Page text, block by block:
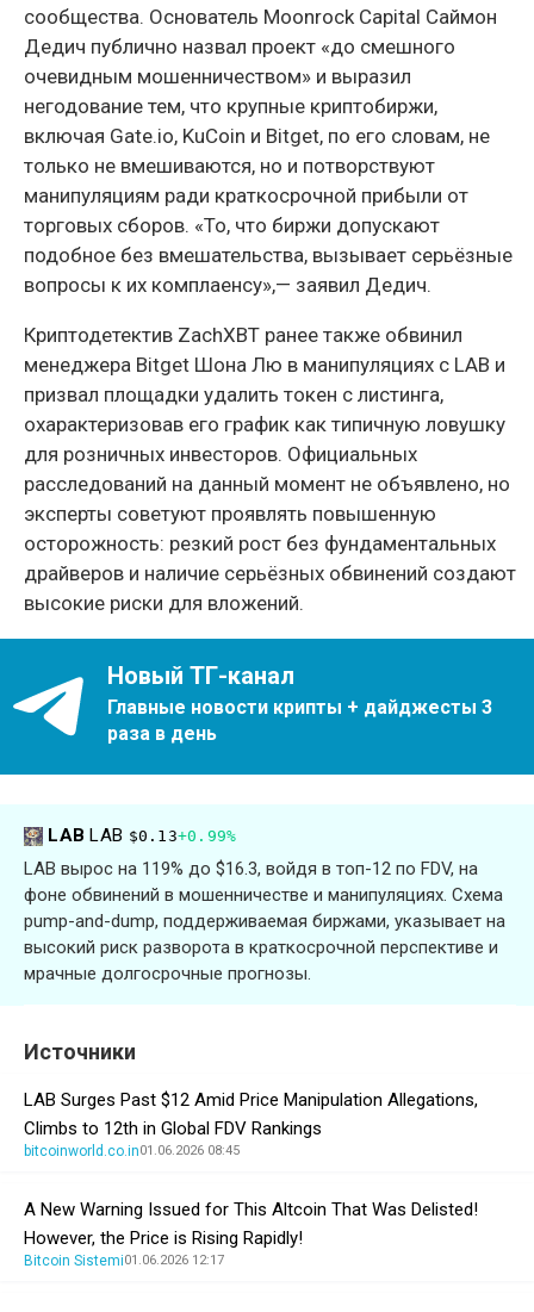
сообщества. Основатель Moonrock Capital Саймон
Дедич публично назвал проект «до смешного
очевидным мошенничеством» и выразил
негодование тем, что крупные криптобиржи,
включая Gate.io, KuCoin и Bitget, по его словам, не
только не вмешиваются, но и потворствуют
манипуляциям ради краткосрочной прибыли от
торговых сборов. «То, что биржи допускают
подобное без вмешательства, вызывает серьёзные
вопросы к их комплаенсу»,— заявил Дедич.
Криптодетектив ZachXBT ранее также обвинил
менеджера Bitget Шона Лю в манипуляциях с LAB и
призвал площадки удалить токен с листинга,
охарактеризовав его график как типичную ловушку
для розничных инвесторов. Официальных
расследований на данный момент не объявлено, но
эксперты советуют проявлять повышенную
осторожность: резкий рост без фундаментальных
драйверов и наличие серьёзных обвинений создают
высокие риски для вложений.
Новый ТГ-канал
Главные новости крипты + дайджесты 3
раза в день
LABLAB $0.13+0.99%
LAB вырос на 119% до $16.3, войдя в топ-12 по FDV, на
фоне обвинений в мошенничестве и манипуляциях. Схема
pump-and-dump, поддерживаемая биржами, указывает на
высокий риск разворота в краткосрочной перспективе и
мрачные долгосрочные прогнозы.
Источники
LAB Surges Past $12 Amid Price Manipulation Allegations,
Climbs to 12th in Global FDV Rankings
bitcoinworld.co.in01.06.2026 08:45
A New Warning Issued for This Altcoin That Was Delisted!
However, the Price is Rising Rapidly!
Bitcoin Sistemi01.06.2026 12:17